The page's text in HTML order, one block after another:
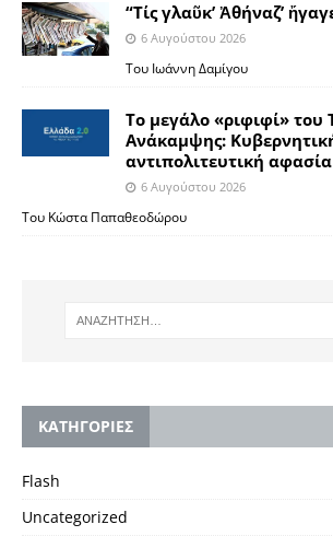
“Τίς γλαῦκ’ Ἀθήναζ’
6 Αυγούστου 2026
Του Ιωάννη Δαμίγου
Το μεγάλο «ριφιφί» του
Ανάκαμψης:
αντιπολιτευτική αφασία
6 Αυγούστου 2026
Του Κώστα Παπαθεοδώρου
KΑΤΗΓΟΡΙΕΣ
Flash
Uncategorized